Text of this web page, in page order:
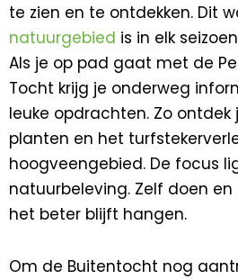
te zien en te ontdekken. Dit
natuurgebied is in elk
Als je op pad gaat met de
Tocht krijg je onderweg
leuke opdrachten. Zo ontdek
planten en het
hoogveengebied. De focus
natuurbeleving. Zelf doen
het beter blijft hangen.
Om de Buitentocht nog